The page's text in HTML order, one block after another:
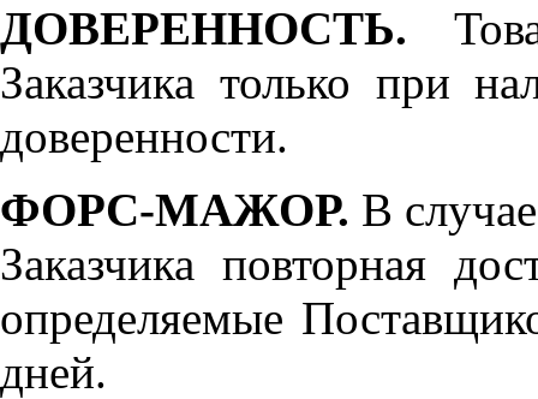
ДОВЕРЕННОСТЬ.
Заказчика только при
доверенности.
ФОРС-МАЖОР. В
Заказчика повторная
определяемые
дней.